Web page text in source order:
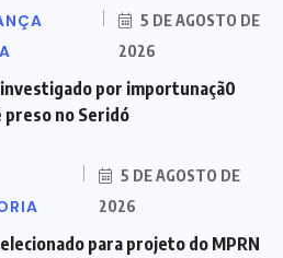
5 DE AGOSTO DE
2026
por importunaçã0
preso no Seridó
5 DE AGOSTO DE
2026
para projeto do MPRN